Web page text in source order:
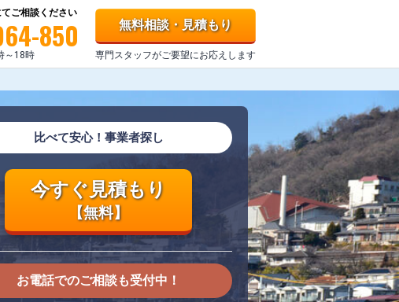
ご相談ください
850
～18時
無料相談・見積もり
専門スタッフがご要望にお応えします
比べて安心！事業者探し
今すぐ見積もり
【無料】
お電話でのご相談も受付中！